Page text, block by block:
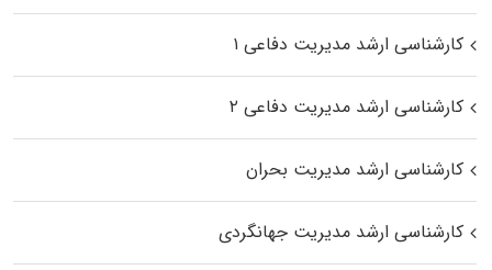
کارشناسی ارشد مدیریت دفاعی ۱
کارشناسی ارشد مدیریت دفاعی ۲
کارشناسی ارشد مدیریت بحران
کارشناسی ارشد مدیریت جهانگردی